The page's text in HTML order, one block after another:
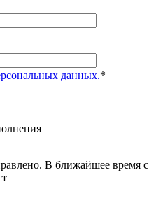
данных.*
В ближайшее время с